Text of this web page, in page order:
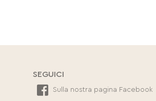
SEGUICI
Sulla nostra pagina Facebook